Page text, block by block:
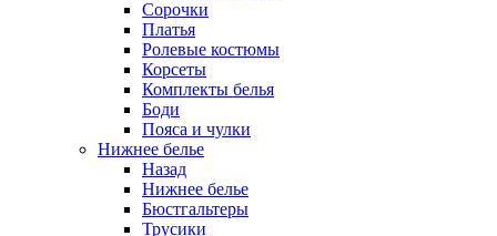
Сорочки
Платья
Ролевые костюмы
Корсеты
Комплекты белья
Боди
Пояса и чулки
Нижнее белье
Назад
Нижнее белье
Бюстгальтеры
Трусики